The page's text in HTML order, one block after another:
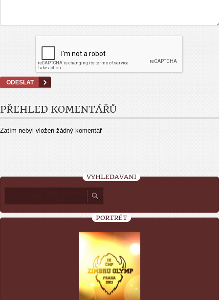
PŘEHLED KOMENTÁŘŮ
Zatím nebyl vložen žádný komentář
VYHLEDÁVÁNÍ
PORTRÉT